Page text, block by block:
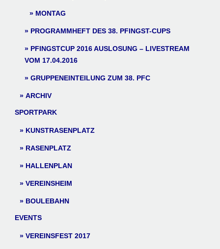
MONTAG
PROGRAMMHEFT DES 38. PFINGST-CUPS
PFINGSTCUP 2016 AUSLOSUNG – LIVESTREAM
VOM 17.04.2016
GRUPPENEINTEILUNG ZUM 38. PFC
ARCHIV
SPORTPARK
KUNSTRASENPLATZ
RASENPLATZ
HALLENPLAN
VEREINSHEIM
BOULEBAHN
EVENTS
VEREINSFEST 2017